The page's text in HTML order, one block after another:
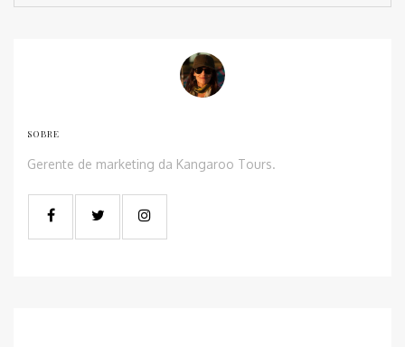
SOBRE
Gerente de marketing da Kangaroo Tours.